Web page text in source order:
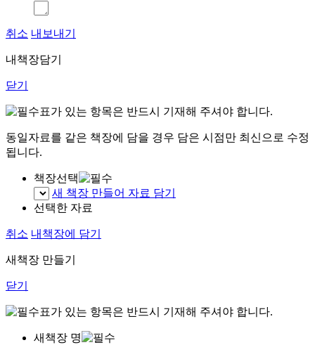
취소 내보내기
내책장담기
닫기
표가 있는 항목은 반드시 기재해 주셔야 합니다.
동일자료를 같은 책장에 담을 경우 담은 시점만 최신으로 수정
됩니다.
책장선택
새 책장 만들어 자료 담기
선택한 자료
취소 내책장에 담기
새책장 만들기
닫기
표가 있는 항목은 반드시 기재해 주셔야 합니다.
새책장 명